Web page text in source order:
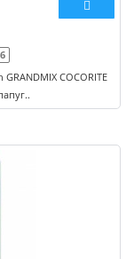
COCORITE